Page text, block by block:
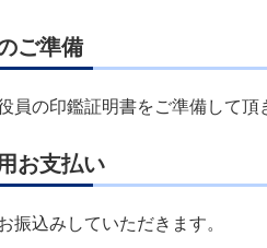
ご準備
員の印鑑証明書をご準備して頂
お支払い
振込みしていただきます。